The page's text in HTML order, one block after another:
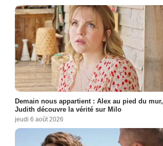
Demain nous appartient : Alex au pied du mur,
Judith découvre la vérité sur Milo
jeudi 6 août 2026